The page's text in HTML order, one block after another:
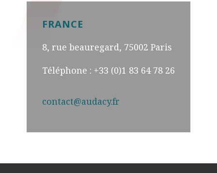
FRANCE
8, rue beauregard, 75002 Paris
Téléphone : +33 (0)1 83 64 78 26
contact@audacy.fr